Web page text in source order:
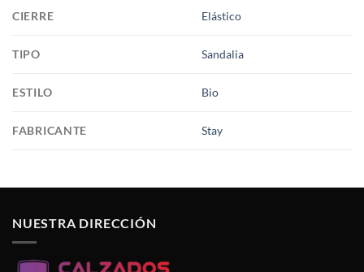
CIERRE Elástico
TIPO Sandalia
ESTILO Bio
FABRICANTE Stay
NUESTRA DIRECCIÓN